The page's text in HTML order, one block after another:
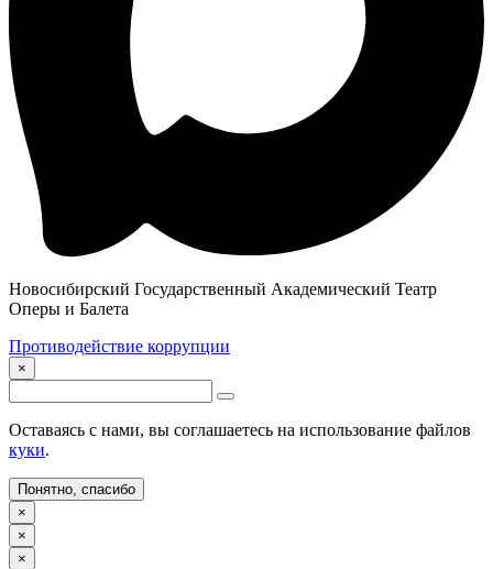
Новосибирский Государственный Академический Театр
Оперы и Балета
Противодействие коррупции
×
Оставаясь с нами, вы соглашаетесь на использование файлов
куки.
Понятно, спасибо
×
×
×